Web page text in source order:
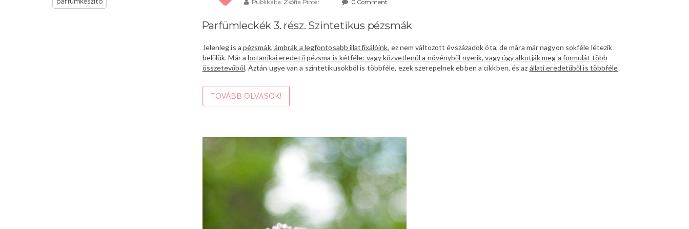
Publikálta: Zsófia Pintér 0 Comment
Parfümleckék 3. rész. Szintetikus pézsmák
Jelenleg is a pézsmák, ámbrák a legfontosabb illatfixálóink, ez nem változott évszázadok óta, de mára már nagyon sokféle létezik
belőlük. Már a botanikai eredetű pézsma is kétféle: vagy közvetlenül a növényből nyerik, vagy úgy alkotják meg a formulát több
összetevőből. Aztán ugye van a szintetikusokból is többféle, ezek szerepelnek ebben a cikkben, és az állati eredetűből is többféle.
TOVÁBB OLVASOK!